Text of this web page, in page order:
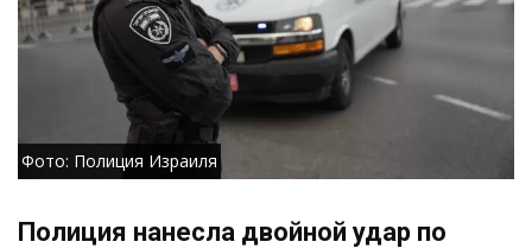
Фото: Полиция Израиля
Полиция нанесла двойной удар по